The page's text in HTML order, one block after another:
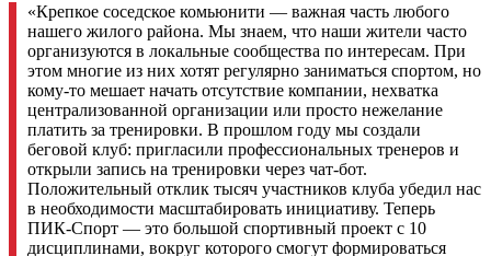
«Крепкое соседское комьюнити — важная часть любого
нашего жилого района. Мы знаем, что наши жители часто
организуются в локальные сообщества по интересам. При
этом многие из них хотят регулярно заниматься спортом, но
кому-то мешает начать отсутствие компании, нехватка
централизованной организации или просто нежелание
платить за тренировки. В прошлом году мы создали
беговой клуб: пригласили профессиональных тренеров и
открыли запись на тренировки через чат-бот.
Положительный отклик тысяч участников клуба убедил нас
в необходимости масштабировать инициативу. Теперь
ПИК-Спорт — это большой спортивный проект с 10
дисциплинами, вокруг которого смогут формироваться